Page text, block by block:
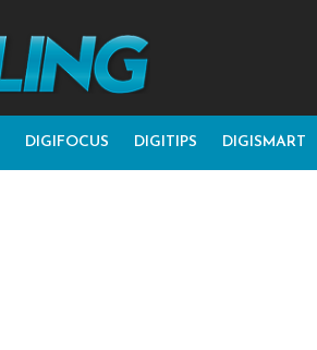
DIGIFOCUS DIGITIPS DIGISMART